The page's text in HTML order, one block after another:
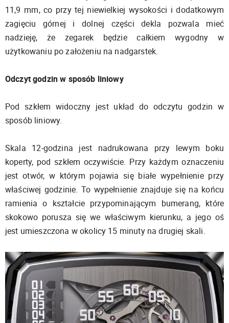
11,9 mm, co przy tej niewielkiej wysokości i dodatkowym
zagięciu górnej i dolnej części dekla pozwala mieć
nadzieję, że zegarek będzie całkiem wygodny w
użytkowaniu po założeniu na nadgarstek.
Odczyt godzin w sposób liniowy
Pod szkłem widoczny jest układ do odczytu godzin w
sposób liniowy.
Skala 12-godzina jest nadrukowana przy lewym boku
koperty, pod szkłem oczywiście. Przy każdym oznaczeniu
jest otwór, w którym pojawia się białe wypełnienie przy
właściwej godzinie. To wypełnienie znajduje się na końcu
ramienia o kształcie przypominającym bumerang, które
skokowo porusza się we właściwym kierunku, a jego oś
jest umieszczona w okolicy 15 minuty na drugiej skali.